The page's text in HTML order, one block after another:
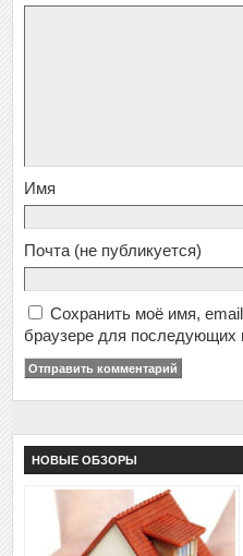
Имя
Почта (не публикуется)
Сохранить моё имя,
браузере для последующих
НОВЫЕ ОБЗОРЫ